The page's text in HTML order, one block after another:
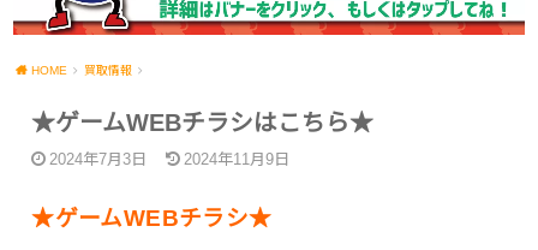
HOME 買取情報
★ゲームWEBチラシはこちら★
2024年7月3日 2024年11月9日
★ゲームWEBチラシ★